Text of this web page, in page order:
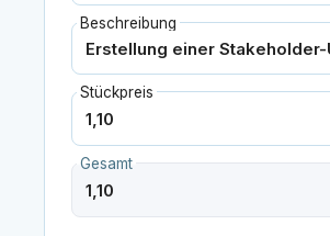
Beschreibung
Stückpreis
Gesamt